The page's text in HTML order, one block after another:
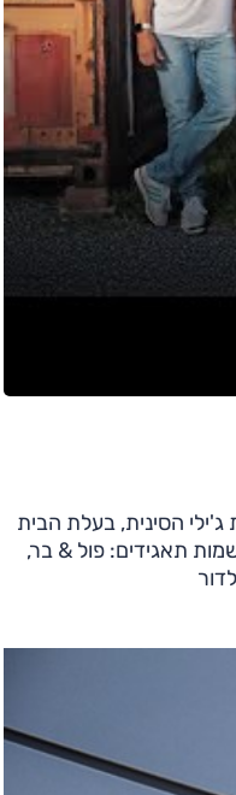
ג'ילי הסינית, בעלת הבית
תאגידים: פול & בר,